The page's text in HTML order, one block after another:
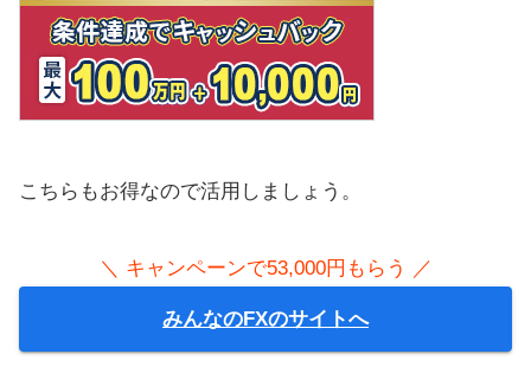
こちらもお得なので活用しましょう。
＼ キャンペーンで53,000円もらう ／
みんなのFXのサイトへ